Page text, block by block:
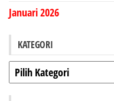
Januari 2026
KATEGORI
Kategori